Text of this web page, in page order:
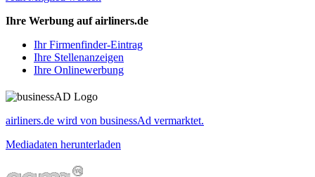
Ihre Werbung auf airliners.de
Ihr Firmenfinder-Eintrag
Ihre Stellenanzeigen
Ihre Onlinewerbung
airliners.de wird von businessAd vermarktet.
Mediadaten herunterladen